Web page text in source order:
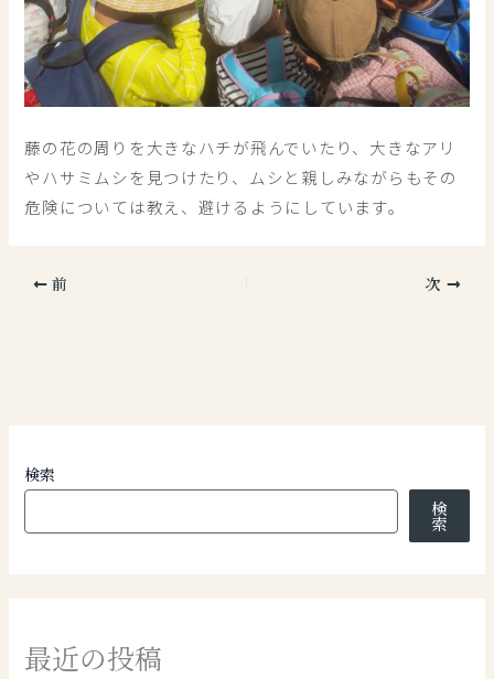
藤の花の周りを大きなハチが飛んでいたり、大きなアリ
やハサミムシを見つけたり、ムシと親しみながらもその
危険については教え、避けるようにしています。
前 次
検索
検
索
最近の投稿